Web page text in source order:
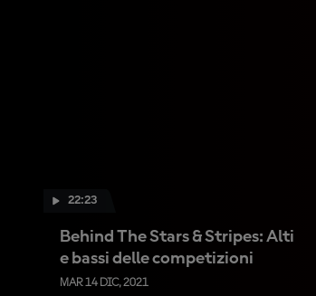
22:23
Behind The Stars & Stripes: Alti
e bassi delle competizioni
MAR 14 DIC, 2021